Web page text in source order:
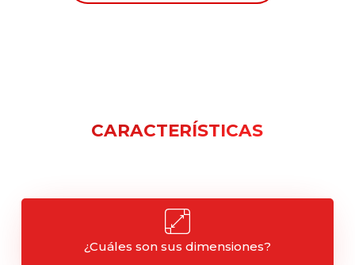
CARACTERÍSTICAS
¿Cuáles son sus dimensiones?